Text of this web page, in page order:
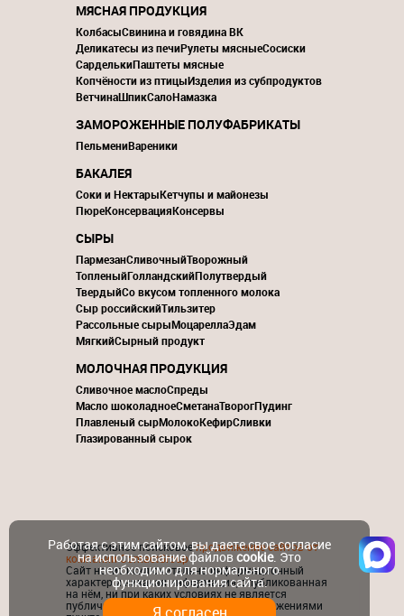
МЯСНАЯ ПРОДУКЦИЯ
КолбасыСвинина и говядина ВК
Деликатесы из печиРулеты мясныеСосиски
СарделькиПаштеты мясные
Копчёности из птицыИзделия из субпродуктов
ВетчинаШпикСалоНамазка
ЗАМОРОЖЕННЫЕ ПОЛУФАБРИКАТЫ
ПельмениВареники
БАКАЛЕЯ
Соки и НектарыКетчупы и майонезы
ПюреКонсервацияКонсервы
СЫРЫ
ПармезанСливочныйТворожный
ТопленыйГолландскийПолутвердый
ТвердыйСо вкусом топленного молока
Сыр российскийТильзитер
Рассольные сырыМоцареллаЭдам
МягкийСырный продукт
МОЛОЧНАЯ ПРОДУКЦИЯ
Сливочное маслоСпреды
Масло шоколадноеСметанаТворогПудинг
Плавленый сырМолокоКефирСливки
Глазированный сырок
Эффективное поисковоепродвижение сайтов от
компании ContactGroup
Сайт носит исключительно информационный
характер и никакая информация, опубликованная
на нём, ни при каких условиях не является
публичной офертой, определяемой положениями
Работая с этим сайтом, вы даете свое согласие
на использование файловcookie. Это
необходимо для нормального
функционирования сайта.